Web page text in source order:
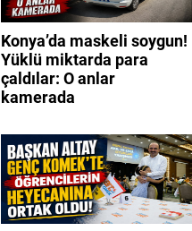
Konya’da maskeli soygun!
Yüklü miktarda para
çaldılar: O anlar
kamerada